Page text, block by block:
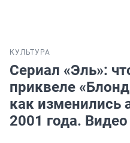
КУЛЬТУРА
Сериал «Эль»:
приквеле
как изменились
2001 года. Видео